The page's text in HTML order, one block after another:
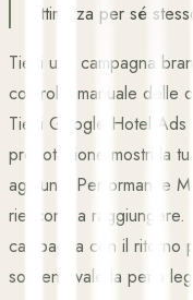
ottimizza per sé stesso.
Tieni una campagna
controllo manuale delle
Tieni Google Hotel Ads
prenotazione mostri la
aggiungi Performance
riescono a
campagna con il ritorno
sostiene vale la pena